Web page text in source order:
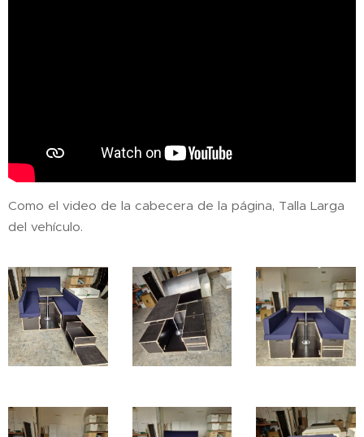
Como el video de la cabecera de la página, Talla Larga
del vehículo.